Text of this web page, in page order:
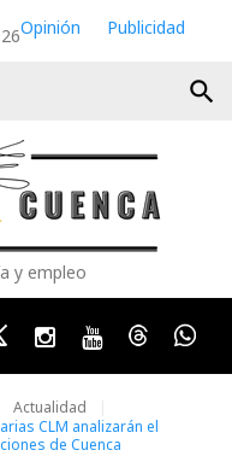
Opinión
Publicidad
search
y empleo
TwitterInstagram
YoutubeThreads
Actualidad
CLM analizarán el
de Cuenca